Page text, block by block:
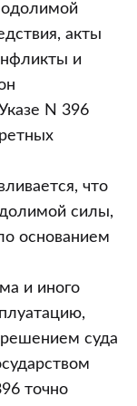
акты
и
N 396
что
силы,
основанием
и иного
суда
точно